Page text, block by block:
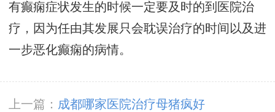
有癫痫症状发生的时候一定要及时的到医院治
疗，因为任由其发展只会耽误治疗的时间以及进
一步恶化癫痫的病情。
上一篇： 成都哪家医院治疗母猪疯好